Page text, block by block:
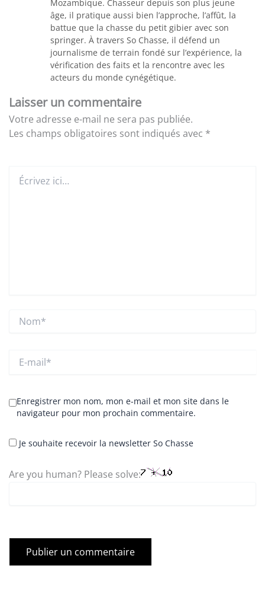
Mozambique. Chasseur depuis son plus jeune
âge, il pratique aussi bien l’approche, l’affût, la
battue que la chasse du petit gibier avec son
springer. À travers So Chasse, il défend un
journalisme de terrain fondé sur l’expérience, la
vérification des faits et la rencontre avec les
acteurs du monde cynégétique.
Laisser un commentaire
Votre adresse e-mail ne sera pas publiée.
Les champs obligatoires sont indiqués avec *
ici…
mail*
Enregistrer mon nom, mon e-mail et mon site dans le
navigateur pour mon prochain commentaire.
Je souhaite recevoir la newsletter So Chasse
Are you human? Please solve: